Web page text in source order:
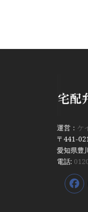
運営： ケ
〒441-
愛知県豊
電話: